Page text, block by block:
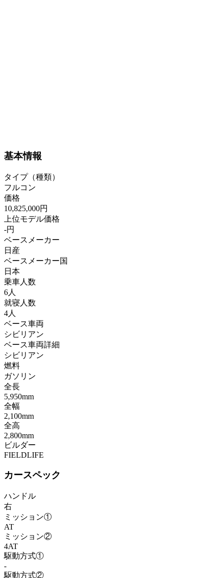
基本情報
タイプ（種類）
フルコン
価格
10,825,000円
上位モデル価格
-円
ベースメーカー
日産
ベースメーカー国
日本
乗車人数
6人
就寝人数
4人
ベース車両
シビリアン
ベース車両詳細
シビリアン
燃料
ガソリン
全長
5,950mm
全幅
2,100mm
全高
2,800mm
ビルダー
FIELDLIFE
カースペック
ハンドル
右
ミッション①
AT
ミッション②
4AT
駆動方式①
-
駆動方式②